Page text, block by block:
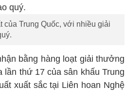
của Trung Quốc, với nhiều giải
bằng hàng loạt giải thưởng
lần thứ 17 của sân khấu Trung
xuất sắc tại Liên hoan Nghệ